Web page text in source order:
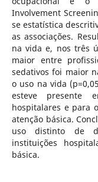
Involvement
se estatística
as associações.
na vida e, nos três
maior entre
sedativos foi maior
o uso na vida
esteve presente
hospitalares e para
atenção básica.
uso distinto de
instituições
básica.